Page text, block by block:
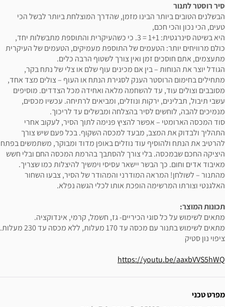
סיר רוסטר לתנור
הבשלנים הטובים ביותר הבינו מזמן, שהדרך המוצלחת ביותר לבשל הכי
טעים, הכי נכון והכי חכם,
היא בשיטה סינרגטית: 1+1 = 3. כי כשהעיקרית והתוספת מתבשלות יחד,
כולם מרוויחים יותר: הטעמים של התוספת מעמיקים, הטעמים של העיקרית
מתעצמים, אתם חוסכים זמן ואין צורך לשטוף הרבה כלים.
הגודל יוצר את הנוחות – בין אם מכינים עוף שלם או צלי של נתח בקר,
מתחילים בחימום הרוסטר הענק לסגירת הנתח או העוף – צולים מצד אחד,
מסובבים וצולים עוד, עד להשחמה מלאה ואחידה מכל הצדדים. מוסיפים
עשבי תיבול, תבלינים, ירקות ונוזלים, ומביאים לרתיחה. עכשיו מכסים,
מנמיכים להבה, לוחשים לסיר בהצלחה ומבשלים עד לריכוך.
סוד המכסה הארומטי – אפשר להציץ פנימה לתוך הסיר, לעקוב אחרי
התהליך ולבדוק את המצב, מבעד למכסה השקוף. בכל פעם שיש צורך
להרטיב את הנתח ולהוסיף עוד נוזלים באופן מדוד ומבוקר, משתמשים בפתח
היציקה החכם שבמכסה. בלי צורך להסתבך בהרמת המכסה החם ובלי חשש
מאיבוד אדים וחום. כך הבשר יישאר עסיסי וימשיך להיצלות כמו שצריך.
מהתנור – לשולחן! המראה המודרני והמהודר של הסיר, צבעו השחור
האלגנטי וצורתו המרשימה הופכת אותו לכלי הגשה נפלא.
תכונות המוצר:
מתאים לשימוש על כל סוגי הכיריים- גז, חשמל, קרמי, אינדוקציה.
מתאים לשימוש בתנור עם מכסה עד 170 מעלות, ללא מכסה עד 230 מעלות.
ציפוי נון סטיק
https://youtu.be/aaxbVVS5hWQ
מפרט טכני